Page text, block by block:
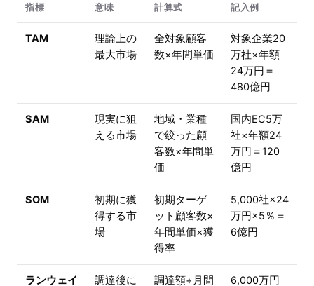
指標 意味 計算式 記入例
TAM
理論上の
最大市場
全対象顧客
数×年間単価
対象企業20
万社×年額
24万円＝
480億円
SAM
現実に狙
える市場
地域・業種
で絞った顧
客数×年間単
価
国内EC5万
社×年額24
万円＝120
億円
SOM
初期に獲
得する市
場
初期ターゲ
ット顧客数×
年間単価×獲
得率
5,000社×24
万円×5％＝
6億円
ランウェイ
調達後に
調達額÷月間
6,000万円